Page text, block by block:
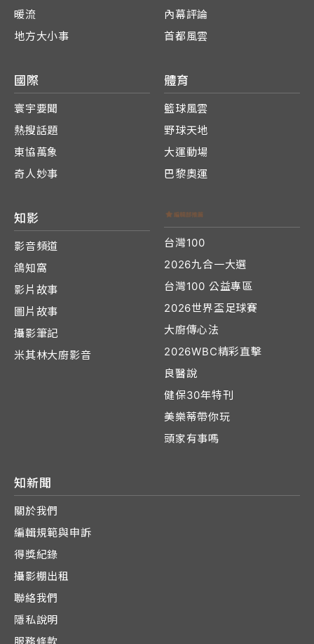
暖流
地方大小事
內幕評論
首都風雲
國際
寰宇要聞
熱搜話題
東協萬象
奇人妙事
體育
籃球風雲
野球天地
大運動場
巴黎奧運
知影
影音頻道
鴿知窩
影片故事
圖片故事
攝影筆記
米其林大廚影音
台灣100
2026九合一大選
台灣100 公益專區
2026世界盃足球賽
大廚傳心法
2026WBC精彩直擊
良醫說
健保30年特刊
美樂蒂帶你玩
頭家有事嗎
知新聞
關於我們
編輯規範與申訴
得獎紀錄
攝影棚出租
聯絡我們
隱私說明